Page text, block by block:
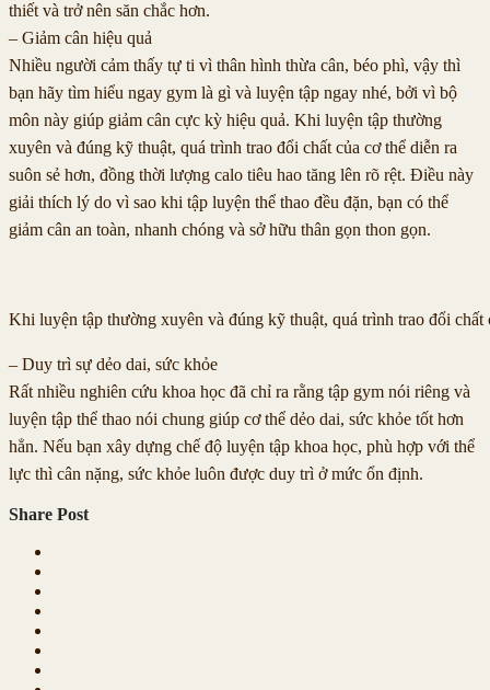
thiết và trở nên săn chắc hơn.
– Giảm cân hiệu quả
Nhiều người cảm thấy tự ti vì thân hình thừa cân, béo phì, vậy thì
bạn hãy tìm hiểu ngay gym là gì và luyện tập ngay nhé, bởi vì bộ
môn này giúp giảm cân cực kỳ hiệu quả. Khi luyện tập thường
xuyên và đúng kỹ thuật, quá trình trao đổi chất của cơ thể diễn ra
suôn sẻ hơn, đồng thời lượng calo tiêu hao tăng lên rõ rệt. Điều này
giải thích lý do vì sao khi tập luyện thể thao đều đặn, bạn có thể
giảm cân an toàn, nhanh chóng và sở hữu thân gọn thon gọn.
Khi luyện tập thường xuyên và đúng kỹ thuật, quá trình trao đổi chất
– Duy trì sự dẻo dai, sức khỏe
Rất nhiều nghiên cứu khoa học đã chỉ ra rằng tập gym nói riêng và
luyện tập thể thao nói chung giúp cơ thể dẻo dai, sức khỏe tốt hơn
hẳn. Nếu bạn xây dựng chế độ luyện tập khoa học, phù hợp với thể
lực thì cân nặng, sức khỏe luôn được duy trì ở mức ổn định.
Share Post